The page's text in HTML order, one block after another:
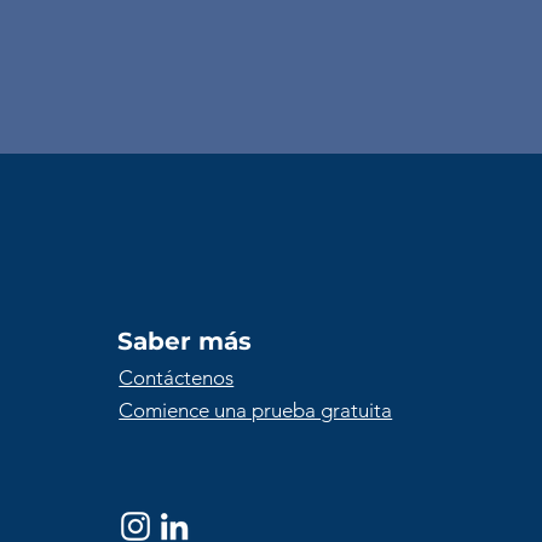
Saber más
Contáctenos
Comience una prueba gratuita